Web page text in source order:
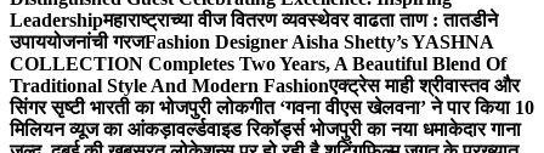
Leadershipमहाराष्ट्राच्या वीज वितरण व्यवस्थेवर वाढता ताण : तातडीने
उपाययोजनांची गरजFashion Designer Aisha Shetty’s YASHNA
COLLECTION Completes Two Years, A Beautiful Blend Of
Traditional Style And Modern Fashionएक्ट्रेस माही श्रीवास्तव और
सिंगर सृष्टी भारती का भोजपुरी लोकगीत ‘गवना वीएस खेलवना’ ने पार किया 10
मिलियन व्यूज का आंकड़ावर्ल्डवाइड रिकॉर्ड्स भोजपुरी का नया धमाकेदार गाना